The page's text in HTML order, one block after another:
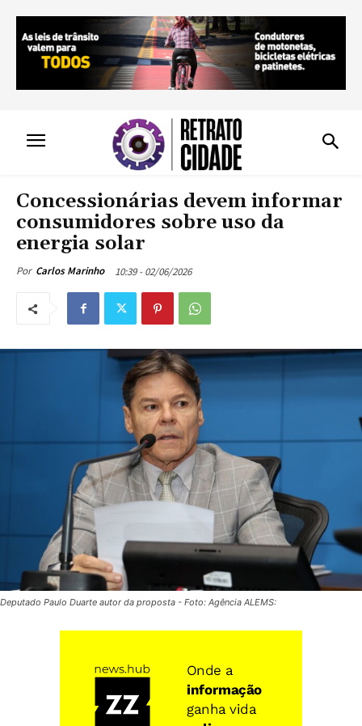
Concessionárias devem informar
consumidores sobre uso da
energia solar
Por Carlos Marinho 10:39 - 02/06/2026
Deputado Paulo Duarte autor da proposta - Foto: Agência ALEMS: